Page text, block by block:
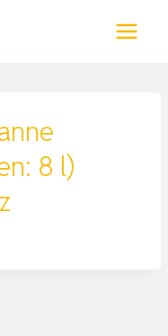
8 l)